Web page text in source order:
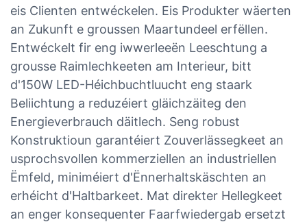
eis Clienten entwéckelen. Eis Produkter wäerten
an Zukunft e groussen Maartundeel erfëllen.
Entwéckelt fir eng iwwerleeën Leeschtung a
grousse Raimlechkeeten am Interieur, bitt
d'150W LED-Héichbuchtluucht eng staark
Beliichtung a reduzéiert gläichzäiteg den
Energieverbrauch däitlech. Seng robust
Konstruktioun garantéiert Zouverlässegkeet an
usprochsvollen kommerziellen an industriellen
Ëmfeld, miniméiert d'Ënnerhaltskäschten an
erhéicht d'Haltbarkeet. Mat direkter Hellegkeet
an enger konsequenter Faarfwiedergab ersetzt